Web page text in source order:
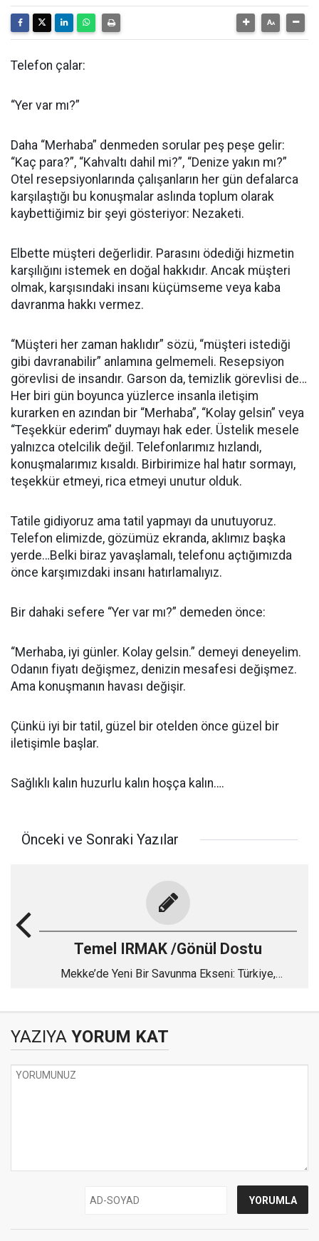
Telefon çalar:
“Yer var mı?”
Daha “Merhaba” denmeden sorular peş peşe gelir:
“Kaç para?”, “Kahvaltı dahil mi?”, “Denize yakın mı?”
Otel resepsiyonlarında çalışanların her gün defalarca
karşılaştığı bu konuşmalar aslında toplum olarak
kaybettiğimiz bir şeyi gösteriyor: Nezaketi.
Elbette müşteri değerlidir. Parasını ödediği hizmetin
karşılığını istemek en doğal hakkıdır. Ancak müşteri
olmak, karşısındaki insanı küçümseme veya kaba
davranma hakkı vermez.
“Müşteri her zaman haklıdır” sözü, “müşteri istediği
gibi davranabilir” anlamına gelmemeli. Resepsiyon
görevlisi de insandır. Garson da, temizlik görevlisi de…
Her biri gün boyunca yüzlerce insanla iletişim
kurarken en azından bir “Merhaba”, “Kolay gelsin” veya
“Teşekkür ederim” duymayı hak eder. Üstelik mesele
yalnızca otelcilik değil. Telefonlarımız hızlandı,
konuşmalarımız kısaldı. Birbirimize hal hatır sormayı,
teşekkür etmeyi, rica etmeyi unutur olduk.
Tatile gidiyoruz ama tatil yapmayı da unutuyoruz.
Telefon elimizde, gözümüz ekranda, aklımız başka
yerde…Belki biraz yavaşlamalı, telefonu açtığımızda
önce karşımızdaki insanı hatırlamalıyız.
Bir dahaki sefere “Yer var mı?” demeden önce:
“Merhaba, iyi günler. Kolay gelsin.” demeyi deneyelim.
Odanın fiyatı değişmez, denizin mesafesi değişmez.
Ama konuşmanın havası değişir.
Çünkü iyi bir tatil, güzel bir otelden önce güzel bir
iletişimle başlar.
Sağlıklı kalın huzurlu kalın hoşça kalın….
Önceki ve Sonraki Yazılar
Temel IRMAK /Gönül Dostu
Mekke’de Yeni Bir Savunma Ekseni: Türkiye,
YAZIYA YORUM KAT